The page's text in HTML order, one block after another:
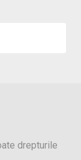
drepturile